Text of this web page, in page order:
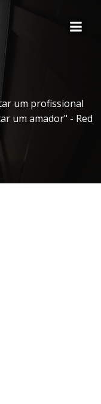
um profissional
um amador" - Red